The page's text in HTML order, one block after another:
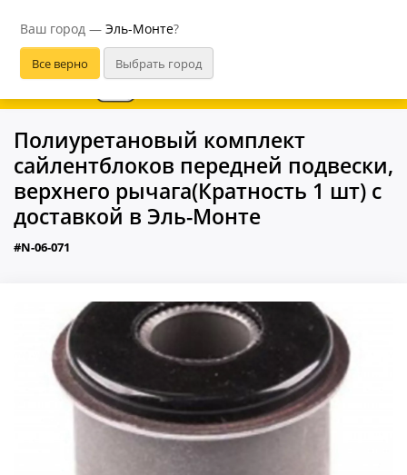
Ваш город — Эль-Монте?
В приложении удобнее
Полиуретановый комплект
сайлентблоков передней подвески,
верхнего рычага(Кратность 1 шт) с
доставкой в Эль-Монте
#N-06-071